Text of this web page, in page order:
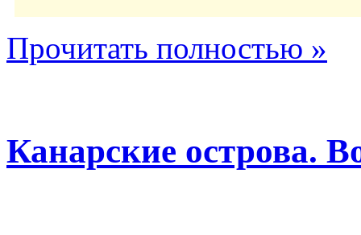
Прочитать полностью »
Канарские острова.